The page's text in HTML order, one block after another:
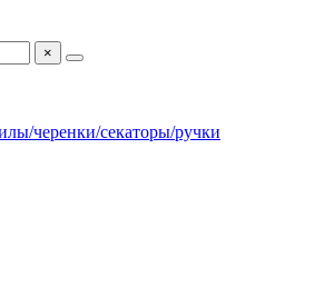
×
черенки/секаторы/ручки